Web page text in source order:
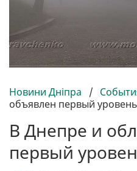
Новини Дніпра /
объявлен первый
В Днепре и
первый